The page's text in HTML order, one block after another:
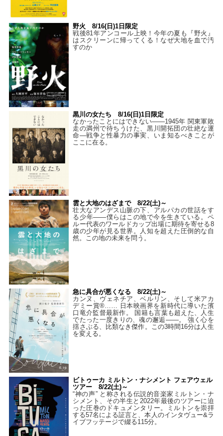
野火 8/16(日)1日限定
戦後81年アンコール上映！今年の夏も『野火』
はスクリーンに帰ってくる！なぜ大地を血で汚
すのか
黒川の女たち 8/16(日)1日限定
なかったことにはできない——1945年 関東軍敗
走の満州で待ちうけた、黒川開拓団の壮絶な運
命―戦争と性暴力の事実、いま知るべきことが
ここに在る。
雲と大地のはざまで 8/22(土)～
壮大なアンデス山脈の下、アルパカの世話をす
る少年――僕らはこの地で今を生きている。ペ
ルー代表のワールドカップ出場に期待を寄せる8
歳の少年が見る世界。人知を超えた圧倒的な自
然。この地の未来を問う。
急に具合が悪くなる 8/22(土)～
カンヌ、ヴェネチア、ベルリン、そして米アカ
デミー賞®…… 日本映画界を新時代に導いた濱
口竜介監督最新作。 国籍も言葉も超えた、人生
でたった一度きりの、魂の邂逅――。 強く心を
揺さぶる、比類なき傑作。この3時間16分は人生
を変える。
ビトゥーカ ミルトン・ナシメント フェアウェル
ツアー 8/22(土)～
“神の声” と称される伝説的音楽家ミルトン・ナ
シメント、その半生と2022年最後のツアーに迫
った圧巻のドキュメンタリー。ミルトンを崇拝
する57名による証言と、本人のインタヴュー&ラ
イブフッテージで綴る115分。